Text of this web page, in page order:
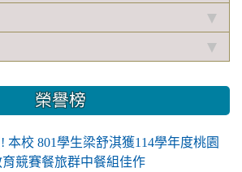
榮譽榜
! 本校 801學生梁舒淇獲114學年度桃園
競賽餐旅群中餐組佳作